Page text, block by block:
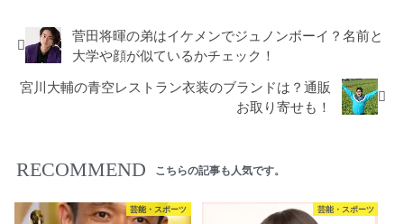
菅田将暉の弟はイケメンでジュノンボーイ？名前と
大学や顔が似ているかチェック！
宮川大輔の青空レストラン衣装のブランドは？通販
お取り寄せも！
RECOMMEND こちらの記事も人気です。
芸能・スポーツ 芸能・スポーツ